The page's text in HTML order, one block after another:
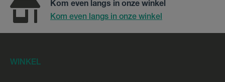
Kom even langs in onze winkel
Kom even langs in onze winkel
WINKEL